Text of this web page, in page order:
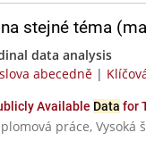
stejné téma
data analysis
abecedně |
Available Data for
práce, Vysoká